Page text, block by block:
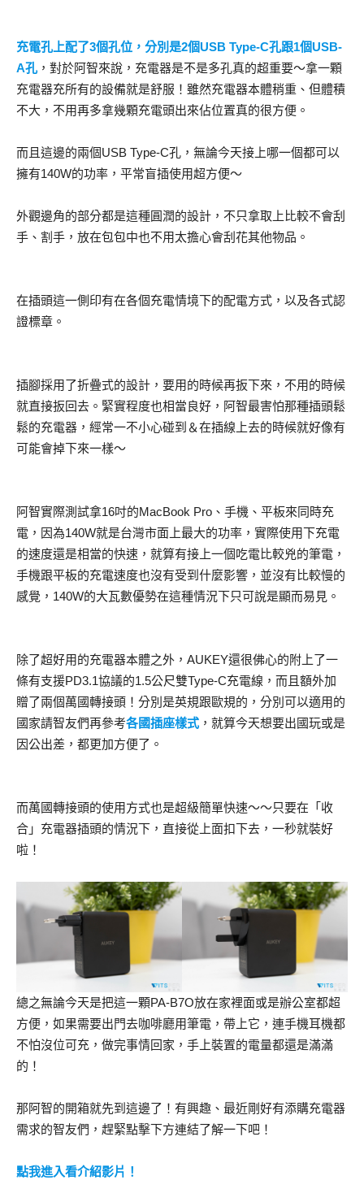
充電孔上配了3個孔位，分別是2個USB Type-C孔跟1個USB-
A孔，對於阿智來說，充電器是不是多孔真的超重要～拿一顆
充電器充所有的設備就是舒服！雖然充電器本體稍重、但體積
不大，不用再多拿幾顆充電頭出來佔位置真的很方便。
而且這邊的兩個USB Type-C孔，無論今天接上哪一個都可以
擁有140W的功率，平常盲插使用超方便～
外觀邊角的部分都是這種圓潤的設計，不只拿取上比較不會刮
手、割手，放在包包中也不用太擔心會刮花其他物品。
在插頭這一側印有在各個充電情境下的配電方式，以及各式認
證標章。
插腳採用了折疊式的設計，要用的時候再扳下來，不用的時候
就直接扳回去。緊實程度也相當良好，阿智最害怕那種插頭鬆
鬆的充電器，經常一不小心碰到＆在插線上去的時候就好像有
可能會掉下來一樣～
阿智實際測試拿16吋的MacBook Pro、手機、平板來同時充
電，因為140W就是台灣市面上最大的功率，實際使用下充電
的速度還是相當的快速，就算有接上一個吃電比較兇的筆電，
手機跟平板的充電速度也沒有受到什麼影響，並沒有比較慢的
感覺，140W的大瓦數優勢在這種情況下只可說是顯而易見。
除了超好用的充電器本體之外，AUKEY還很佛心的附上了一
條有支援PD3.1協議的1.5公尺雙Type-C充電線，而且額外加
贈了兩個萬國轉接頭！分別是英規跟歐規的，分別可以適用的
國家請智友們再參考各國插座樣式 ，就算今天想要出國玩或是
因公出差，都更加方便了。
而萬國轉接頭的使用方式也是超級簡單快速～～只要在「收
合」充電器插頭的情況下，直接從上面扣下去，一秒就裝好
啦！
總之無論今天是把這一顆PA-B7O放在家裡面或是辦公室都超
方便，如果需要出門去咖啡廳用筆電，帶上它，連手機耳機都
不怕沒位可充，做完事情回家，手上裝置的電量都還是滿滿
的！
那阿智的開箱就先到這邊了！有興趣、最近剛好有添購充電器
需求的智友們，趕緊點擊下方連結了解一下吧！
點我進入看介紹影片！